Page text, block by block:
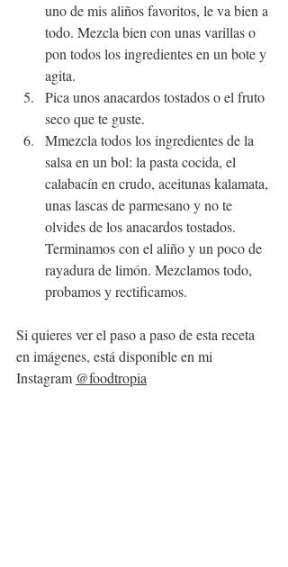
uno de mis aliños favoritos, le va bien a
todo. Mezcla bien con unas varillas o
pon todos los ingredientes en un bote y
agita.
Pica unos anacardos tostados o el fruto
seco que te guste.
Mmezcla todos los ingredientes de la
salsa en un bol: la pasta cocida, el
calabacín en crudo, aceitunas kalamata,
unas lascas de parmesano y no te
olvides de los anacardos tostados.
Terminamos con el aliño y un poco de
rayadura de limón. Mezclamos todo,
probamos y rectificamos.
Si quieres ver el paso a paso de esta receta
en imágenes, está disponible en mi
Instagram @foodtropia